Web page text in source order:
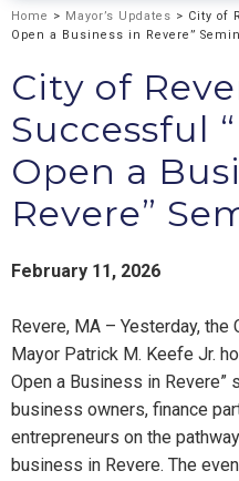
Home > Mayor’s Updates > City of
Open a Business in Revere”
City of
Successful
Open a
Revere”
February 11, 2026
Revere, MA – Yesterday,
Mayor Patrick M. Keefe Jr.
Open a Business in Revere”
business owners, finance
entrepreneurs on the
business in Revere. The